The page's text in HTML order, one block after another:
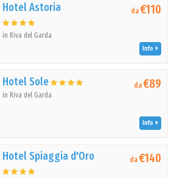
Hotel Astoria
in Riva del Garda
da€110
Info
Hotel Sole
in Riva del Garda
da€89
Info
Hotel Spiaggia d'Oro da€140